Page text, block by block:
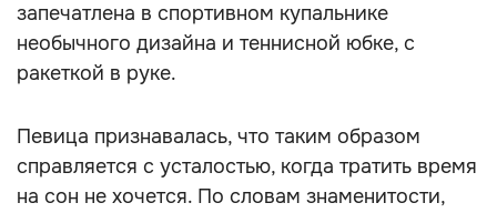
запечатлена в спортивном купальнике
необычного дизайна и теннисной юбке, с
ракеткой в руке.
Певица признавалась, что таким образом
справляется с усталостью, когда тратить время
на сон не хочется. По словам знаменитости,